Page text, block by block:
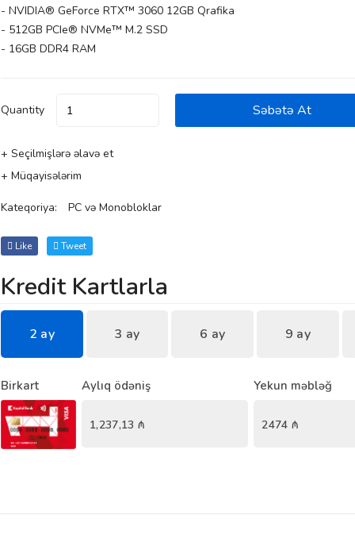
- NVIDIA® GeForce RTX™ 3060 12GB Qrafika
- 512GB PCIe® NVMe™ M.2 SSD
- 16GB DDR4 RAM
Quantity Səbətə At
+ Seçilmişlərə əlavə et
+ Müqayisələrim
Kateqoriya: PC və Monobloklar
Like Tweet
Kredit Kartlarla
2 ay 3 ay 6 ay 9 ay
Birkart Aylıq ödəniş
1,237,13 ₼
Yekun məbləğ
2474 ₼